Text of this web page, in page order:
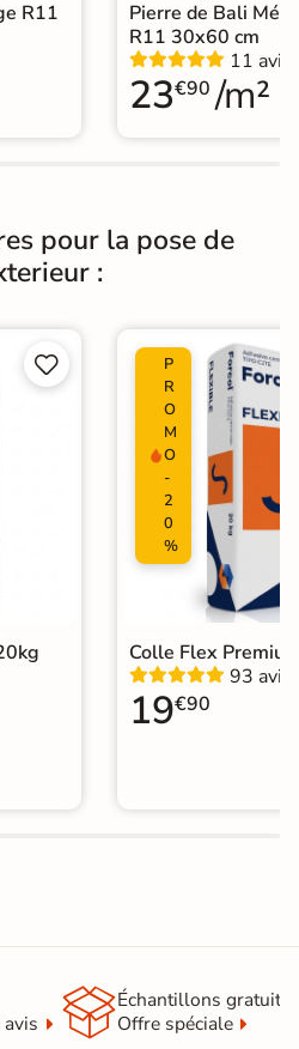
R11
Pierre de Bali
R11 30x60 cm
11 avis
23€90 /m²
pour la pose de
:


P
R
O
M
O
-
2
0
%
Colle Flex
93 avis
19€90
Échantillons gratuit
Offre spéciale